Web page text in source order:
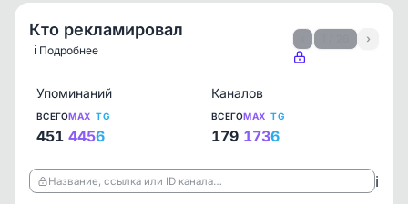
Кто рекламировал
ℹ️ Подробнее
›
Упоминаний
ВСЕГО
451
MAX
445
TG
6
Каналов
ВСЕГО
179
MAX
173
TG
6
Название, ссылка или ID канала… ℹ️